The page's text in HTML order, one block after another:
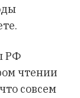
РФ
чтении
совсем